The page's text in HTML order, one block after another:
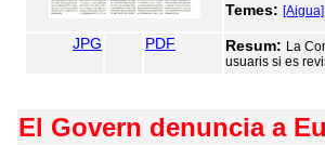
Temes: [Aigua]
JPG PDF Resum: La
usuaris si es
El Govern denuncia a